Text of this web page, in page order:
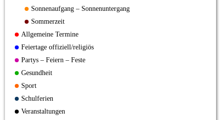
Sonnenaufgang – Sonnenuntergang
Sommerzeit
Allgemeine Termine
Feiertage offiziell/religiös
Partys – Feiern – Feste
Gesundheit
Sport
Schulferien
Veranstaltungen